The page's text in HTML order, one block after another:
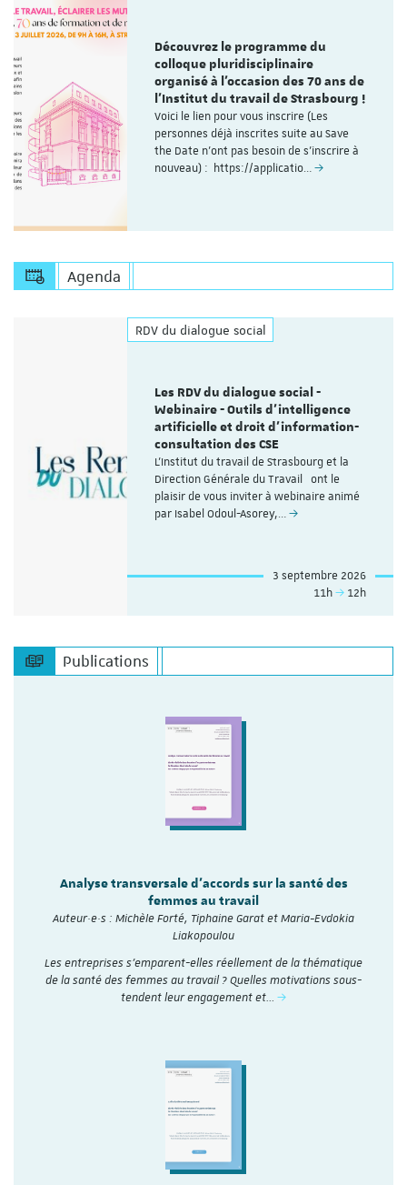
Découvrez le programme du
colloque pluridisciplinaire
organisé à l'occasion des 70 ans de
l'Institut du travail de Strasbourg !
Voici le lien pour vous inscrire (Les
personnes déjà inscrites suite au Save
the Date n'ont pas besoin de s'inscrire à
nouveau) : https://applicatio…
Agenda
RDV du dialogue social
Les RDV du dialogue social -
Webinaire - Outils d’intelligence
artificielle et droit d’information-
consultation des CSE
L'Institut du travail de Strasbourg et la
Direction Générale du Travail ont le
plaisir de vous inviter à webinaire animé
par Isabel Odoul-Asorey,…
3 septembre 2026
11h
12h
Publications
Analyse transversale d'accords sur la santé des
femmes au travail
Auteur·e·s : Michèle Forté, Tiphaine Garat et Maria-Evdokia
Liakopoulou
Les entreprises s’emparent-elles réellement de la thématique
de la santé des femmes au travail ? Quelles motivations sous-
tendent leur engagement et…